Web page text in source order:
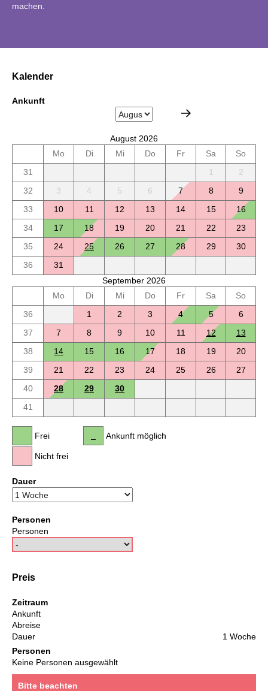
machen.
Kalender
Ankunft
August 2026
Mo
Di Mi Do Fr Sa
So
31
1
2
32
3 4 5 6 7 8
9
33
10 11 12 13 14 15
16
34
17 18 19 20 21 22
23
35
24 25 26 27 28 29
30
36
31
September 2026
Mo
Di Mi Do Fr Sa
So
36
1 2 3 4 5
6
37
7 8 9 10 11 12
13
38
14 15 16 17 18 19
20
39
21 22 23 24 25 26
27
40
28 29
30
41
Frei
Nicht frei
Ankunft möglich
Dauer
Personen
Personen
Preis
Zeitraum
Ankunft
Abreise
Dauer
1 Woche
Personen
Keine Personen ausgewählt
Bitte beachten